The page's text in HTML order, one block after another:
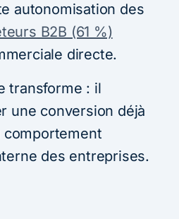
autonomisation des
B2B (61 %)
directe.
transforme : il
une conversion déjà
comportement
des entreprises.